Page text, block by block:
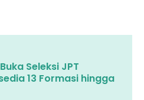
Seleksi JPT
13 Formasi hingga